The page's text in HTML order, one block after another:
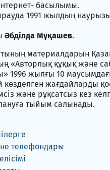
басылымы.
1991 жылдың
Әбділда Мұқашев.
материалдарын
«Авторлық құқық және
1996 жылғы 10
көзделген жағдайларды
және рұқсатсыз кез
тыйым салынады.
телефондары